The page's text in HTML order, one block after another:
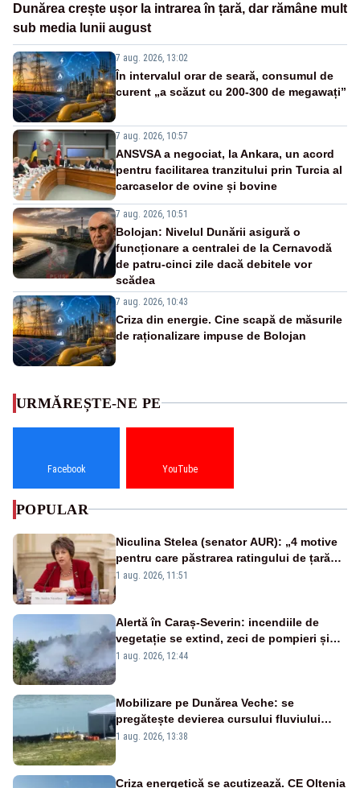
Dunărea crește ușor la intrarea în țară, dar rămâne mult
sub media lunii august
7 aug. 2026, 13:02
În intervalul orar de seară, consumul de
curent „a scăzut cu 200-300 de megawați”
7 aug. 2026, 10:57
ANSVSA a negociat, la Ankara, un acord
pentru facilitarea tranzitului prin Turcia al
carcaselor de ovine și bovine
7 aug. 2026, 10:51
Bolojan: Nivelul Dunării asigură o
funcționare a centralei de la Cernavodă
de patru-cinci zile dacă debitele vor
scădea
7 aug. 2026, 10:43
Criza din energie. Cine scapă de măsurile
de raționalizare impuse de Bolojan
URMĂREȘTE-NE PE
Facebook YouTube
POPULAR
Niculina Stelea (senator AUR): „4 motive
pentru care păstrarea ratingului de țară
nu este o reușită pentru Guvernul
1 aug. 2026, 11:51
Alertă în Caraș-Severin: incendiile de
vegetație se extind, zeci de pompieri și
silvicultori se luptă cu flăcările - VIDEO
1 aug. 2026, 12:44
Mobilizare pe Dunărea Veche: se
pregătește devierea cursului fluviului
către Cernavodă – VIDEO
1 aug. 2026, 13:38
Criza energetică se acutizează. CE Oltenia